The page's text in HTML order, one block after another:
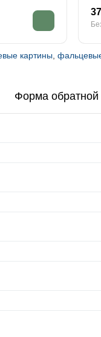
картины
Форма обратной